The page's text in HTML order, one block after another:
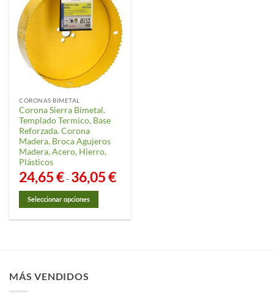
CORONAS BIMETAL
Corona Sierra Bimetal.
Templado Termico, Base
Reforzada. Corona
Madera, Broca Agujeros
Madera, Acero, Hierro,
Plásticos
24,65€- 36,05€Rango
de
36,05 €
Seleccionar opciones
Las
opciones
MÁS VENDIDOS